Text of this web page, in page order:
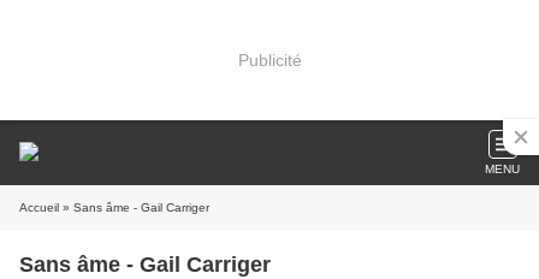
Publicité
MENU
Accueil » Sans âme - Gail Carriger
Sans âme - Gail Carriger